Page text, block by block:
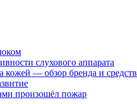
слухового аппарата
кожей — обзор бренда и средств
произошёл пожар